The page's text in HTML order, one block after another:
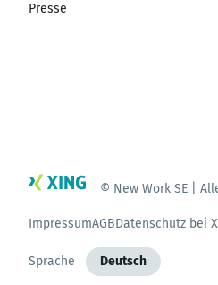
Presse
© New Work SE |
ImpressumAGBDatenschutz bei
Sprache Deutsch